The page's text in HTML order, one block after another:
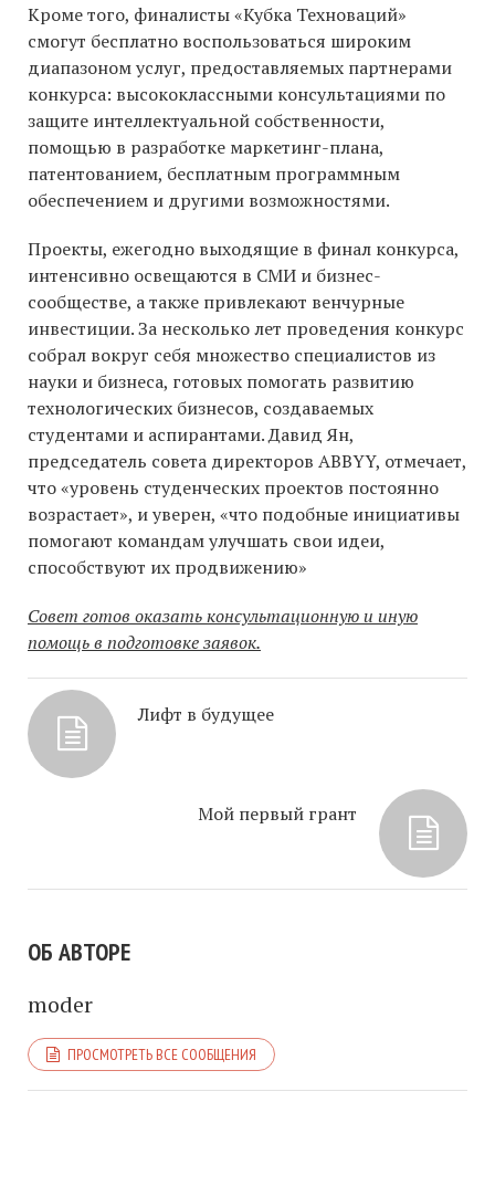
Кроме того, финалисты «Кубка Техноваций»
смогут бесплатно воспользоваться широким
диапазоном услуг, предоставляемых партнерами
конкурса: высококлассными консультациями по
защите интеллектуальной собственности,
помощью в разработке маркетинг-плана,
патентованием, бесплатным программным
обеспечением и другими возможностями.
Проекты, ежегодно выходящие в финал конкурса,
интенсивно освещаются в СМИ и бизнес-
сообществе, а также привлекают венчурные
инвестиции. За несколько лет проведения конкурс
собрал вокруг себя множество специалистов из
науки и бизнеса, готовых помогать развитию
технологических бизнесов, создаваемых
студентами и аспирантами. Давид Ян,
председатель совета директоров ABBYY, отмечает,
что «уровень студенческих проектов постоянно
возрастает», и уверен, «что подобные инициативы
помогают командам улучшать свои идеи,
способствуют их продвижению»
Совет готов оказать консультационную и иную
помощь в подготовке заявок.
Лифт в будущее
Мой первый грант
ОБ АВТОРЕ
moder
ПРОСМОТРЕТЬ ВСЕ СООБЩЕНИЯ